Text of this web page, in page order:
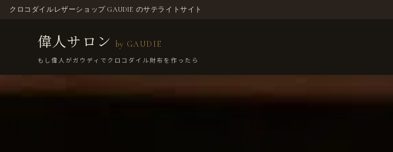
クロコダイルレザーショップ GAUDIE のサテライトサイト
偉人サロンby GAUDIE
もし偉人がガウディでクロコダイル財布を作ったら